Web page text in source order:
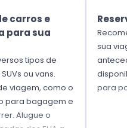
carros e
para sua
tipos de
ou vans.
viagem, como o
para bagagem e
Alugue o
sua viagem com pelo menos um mês de
para